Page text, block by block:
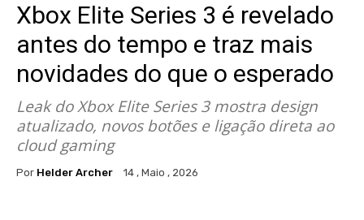
Xbox Elite Series 3 é revelado
antes do tempo e traz mais
novidades do que o esperado
Leak do Xbox Elite Series 3 mostra design
atualizado, novos botões e ligação direta ao
cloud gaming
Por Helder Archer 14 , Maio , 2026